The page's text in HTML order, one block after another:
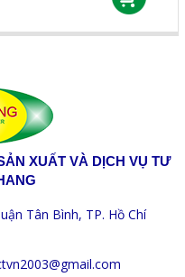
XUẤT VÀ DỊCH VỤ TƯ
Tân Bình, TP. Hồ Chí